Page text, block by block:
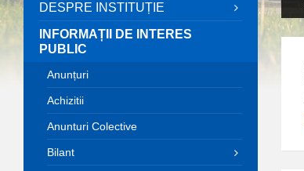
DESPRE INSTITUȚIE
INFORMAȚII DE INTERES
PUBLIC
Anunțuri
Achizitii
Anunturi Colective
Bilant